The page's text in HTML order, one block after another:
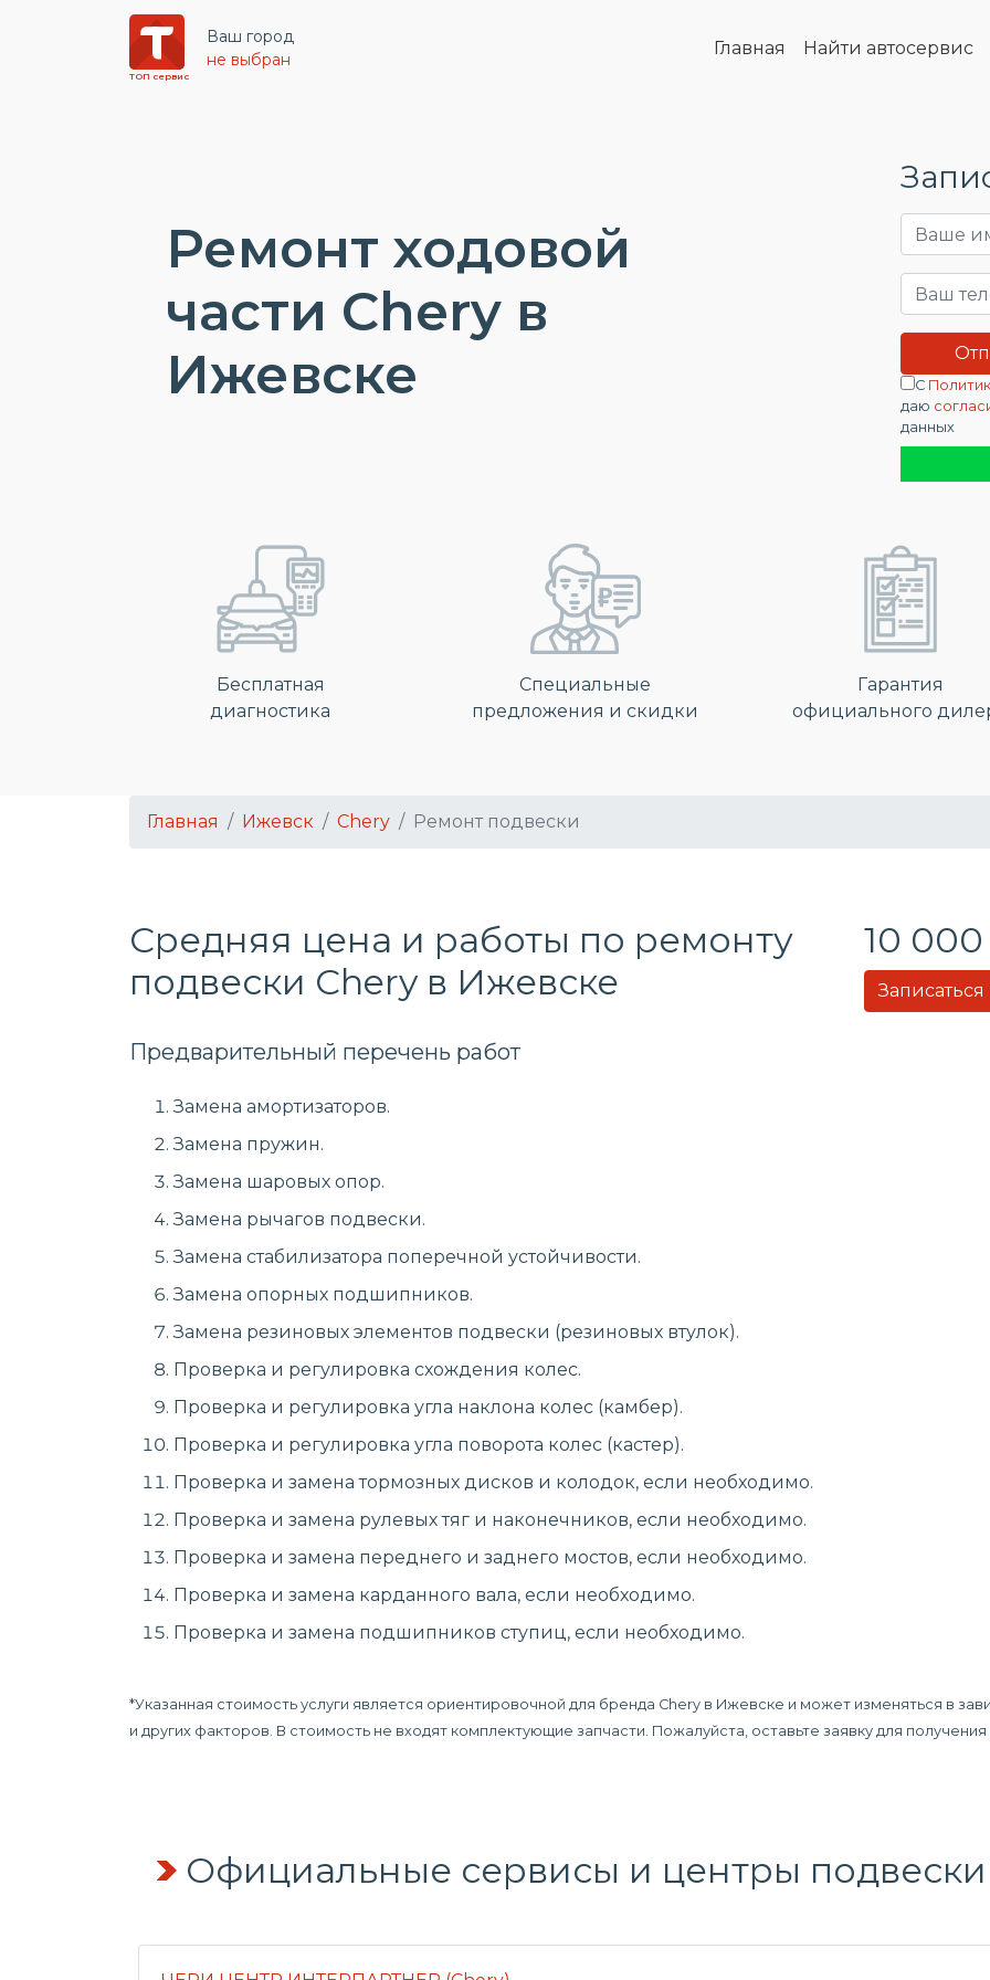
ТОП сервис
Ваш город
не выбран
Главная Найти автосервис
Ремонт ходовой
части Chery в
Ижевске
С
даю
данных
Бесплатная
диагностика
Специальные
предложения и скидки
Гарантия
официального
Главная Ижевск Chery Ремонт подвески
Средняя цена и работы по ремонту
подвески Chery в Ижевске
10
Предварительный перечень работ
Замена амортизаторов.
Замена пружин.
Замена шаровых опор.
Замена рычагов подвески.
Замена стабилизатора поперечной устойчивости.
Замена опорных подшипников.
Замена резиновых элементов подвески (резиновых втулок).
Проверка и регулировка схождения колес.
Проверка и регулировка угла наклона колес (камбер).
Проверка и регулировка угла поворота колес (кастер).
Проверка и замена тормозных дисков и колодок, если необходимо.
Проверка и замена рулевых тяг и наконечников, если необходимо.
Проверка и замена переднего и заднего мостов, если необходимо.
Проверка и замена карданного вала, если необходимо.
Проверка и замена подшипников ступиц, если необходимо.
*Указанная стоимость услуги является ориентировочной для бренда Chery в Ижевске и может изменяться в
и других факторов. В стоимость не входят комплектующие запчасти. Пожалуйста, оставьте заявку для
Официальные сервисы и центры